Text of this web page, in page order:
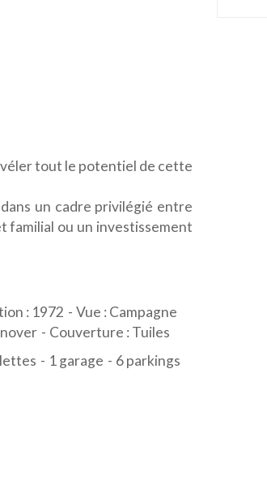
tout le potentiel de cette
un cadre privilégié entre
familial ou un investissement
: 1972
Vue : Campagne
Couverture : Tuiles
1 garage
6 parkings